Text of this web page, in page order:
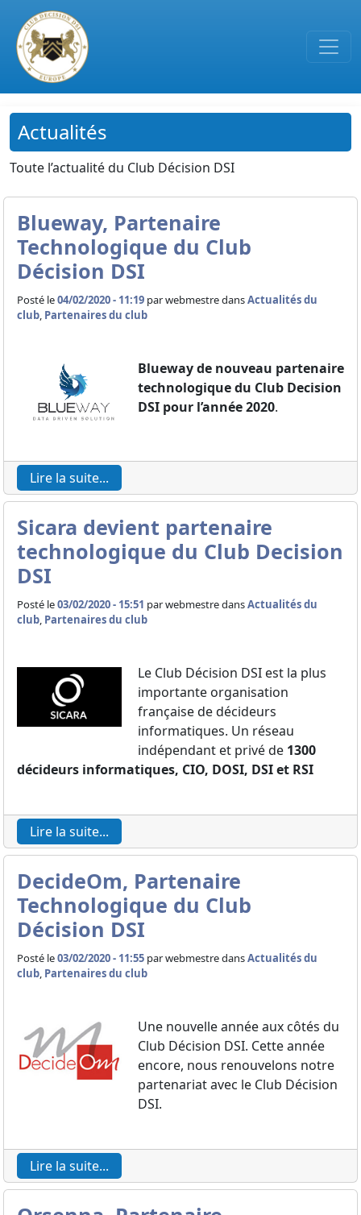
Passer au contenu principal
Actualités
Toute l’actualité du Club Décision DSI
Blueway, Partenaire
Technologique du Club
Décision DSI
Posté le04/02/2020 - 11:19 parwebmestre dansActualités du
club, Partenaires du club
Blueway de nouveau partenaire
technologique du Club Decision
DSI pour l’année 2020.
Lire la suite...
Sicara devient partenaire
technologique du Club Decision
DSI
Posté le03/02/2020 - 15:51 parwebmestre dansActualités du
club, Partenaires du club
Le Club Décision DSI est la plus
importante organisation
française de décideurs
informatiques. Un réseau
indépendant et privé de 1300
décideurs informatiques, CIO, DOSI, DSI et RSI
Lire la suite...
DecideOm, Partenaire
Technologique du Club
Décision DSI
Posté le03/02/2020 - 11:55 parwebmestre dansActualités du
club, Partenaires du club
Une nouvelle année aux côtés du
Club Décision DSI. Cette année
encore, nous renouvelons notre
partenariat avec le Club Décision
DSI.
Lire la suite...